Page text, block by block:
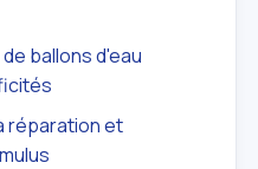
ballons d'eau
réparation et